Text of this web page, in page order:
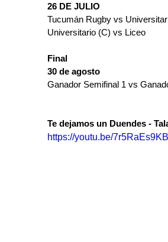
26 DE JULIO
Tucumán Rugby vs
Universitario (C) vs Liceo
Final
30 de agosto
Ganador Semifinal 1 vs
Te dejamos un Duendes -
https://youtu.be/